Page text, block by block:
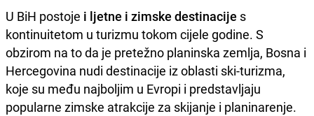
U BiH postoje i ljetne i zimske destinacije s
kontinuitetom u turizmu tokom cijele godine. S
obzirom na to da je pretežno planinska zemlja, Bosna i
Hercegovina nudi destinacije iz oblasti ski-turizma,
koje su među najboljim u Evropi i predstavljaju
popularne zimske atrakcije za skijanje i planinarenje.